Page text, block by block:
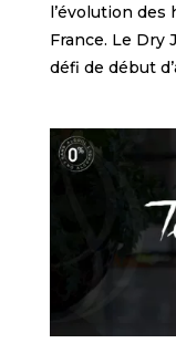
l’évolution
France. Le Dry
défi de début